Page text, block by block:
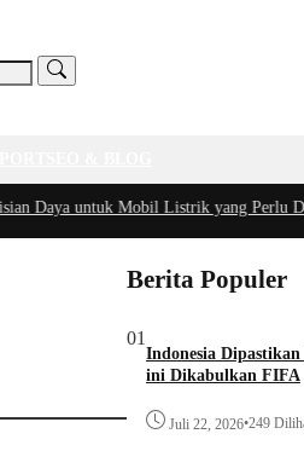
Daya untuk Mobil Listrik yang Perlu
Berita Populer
01
Indonesia
ini Dikabulkan FIFA
Juli 22, 2026•249